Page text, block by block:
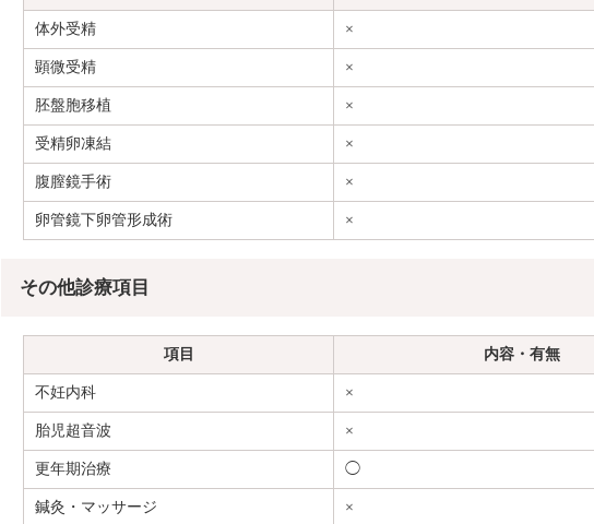
体外受精 ×
顕微受精 ×
胚盤胞移植 ×
受精卵凍結 ×
腹膣鏡手術 ×
卵管鏡下卵管形成術 ×
その他診療項目
項目 内容・有無
不妊内科 ×
胎児超音波 ×
更年期治療 ◯
鍼灸・マッサージ ×